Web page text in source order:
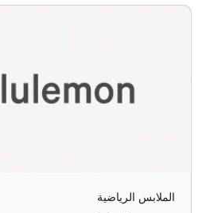
الملابس الرياضية